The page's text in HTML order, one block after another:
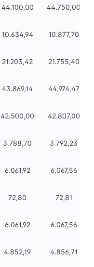
44.100,00 44.750,00
10.634,94 10.877,70
21.203,42 21.755,40
43.869,14 44.974,47
42.500,00 42.807,00
3.788,70 3.792,23
6.061,92 6.067,56
72,80 72,81
6.061,92 6.067,56
4.852,19 4.856,71